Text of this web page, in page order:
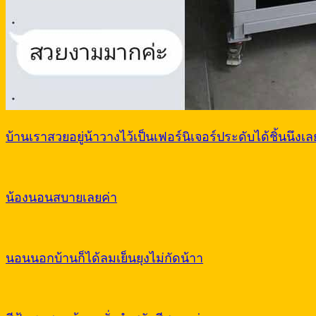
บ้านเราสวยอยู่น้าวางไว้เป็นเฟอร์นิเจอร์ประดับได้ชิ้นนึงเ
น้องนอนสบายเลยค่า
นอนนอกบ้านก็ได้ลมเย็นยุงไม่กัดน้าา